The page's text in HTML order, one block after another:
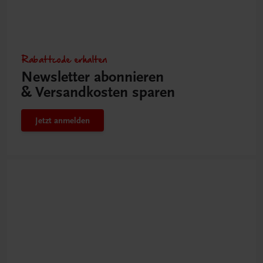
Rabattcode erhalten
Newsletter abonnieren
& Versandkosten sparen
Jetzt anmelden